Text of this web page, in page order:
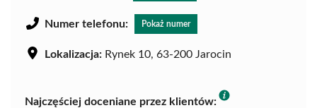
Numer telefonu: Pokaż numer
Lokalizacja: Rynek 10, 63-200 Jarocin
Najczęściej doceniane przez klientów: